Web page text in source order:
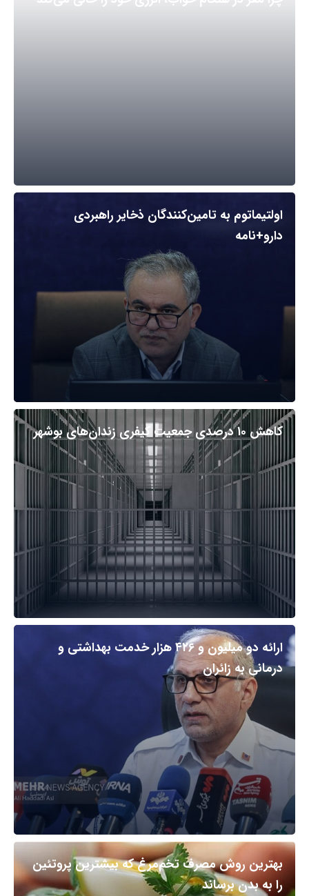
اولتیماتوم به تامین‌کنندگان ذخایر راهبردی
دارو+نامه
کاهش ۱۰ درصدی جمعیت کیفری زندان‌های بوشهر
ارائه دو میلیون و ۴۲۶ هزار خدمت بهداشتی و
درمانی به زائران
بهترین روش مصرف تخم‌مرغ که بیشترین پروتئین
را به بدن برساند